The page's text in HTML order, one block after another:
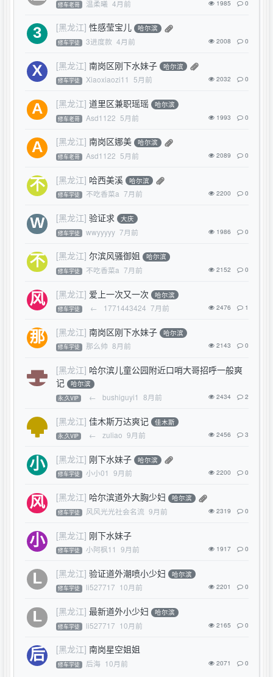
修车老哥 温柔曦 4月前 1985 0
[黑龙江] 性感莹宝儿 哈尔滨
修车学徒 3进度款 4月前 2008 0
[黑龙江] 南岗区刚下水妹子 哈尔滨
修车学徒 Xiaoxiaozi11 5月前 2032 0
[黑龙江] 道里区兼职瑶瑶 哈尔滨
修车老哥 Asd1122 5月前 1993 0
[黑龙江] 南岗区娜美 哈尔滨
修车老哥 Asd1122 5月前 2089 0
[黑龙江] 哈西美溪 哈尔滨
修车学徒 不吃香菜a 7月前 2200 0
[黑龙江] 验证求 大庆
修车学徒 wwyyyyy 7月前 1986 0
[黑龙江] 尔滨风骚御姐 哈尔滨
修车学徒 不吃香菜a 7月前 2152 0
[黑龙江] 爱上一次又一次 哈尔滨
修车学徒 ← 1771443424 7月前 2476 1
[黑龙江] 南岗区刚下水妹子 哈尔滨
修车学徒 那么帅 8月前 2143 0
[黑龙江] 哈尔滨儿童公园附近口哨大哥招呼一般爽
记
哈尔滨
永,久VIP ← bushiguyi1 8月前 2434 2
[黑龙江] 佳木斯万达爽记 佳木斯
永,久VIP ← zuliao 9月前 2456 3
[黑龙江] 刚下水妹子 哈尔滨
修车学徒 小小01 9月前 2200 0
[黑龙江] 哈尔滨道外大胸少妇 哈尔滨
修车学徒 风风光光社会名流 9月前 2319 0
[黑龙江] 刚下水妹子
修车学徒 小阿枫11 9月前 1917 0
[黑龙江] 验证道外潮喷小少妇 哈尔滨
修车学徒 li527717 10月前 2201 0
[黑龙江] 最新道外小少妇 哈尔滨
修车学徒 li527717 10月前 2165 0
[黑龙江] 南岗星空姐姐
修车学徒 后海 10月前 2071 0